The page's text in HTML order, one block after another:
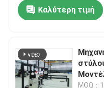
Καλύτερη τιμή
MOQ：